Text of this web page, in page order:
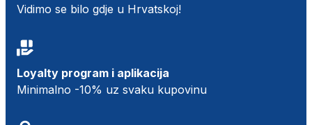
Vidimo se bilo gdje u Hrvatskoj!
Loyalty program i aplikacija
Minimalno -10% uz svaku kupovinu